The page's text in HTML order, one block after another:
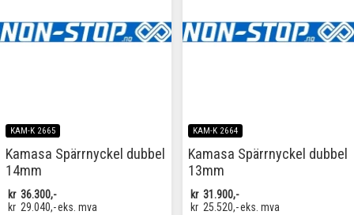
KAM-K 2665
Kamasa Spärrnyckel dubbel
14mm
kr 36.300,-
kr 29.040,-eks. mva
KAM-K 2664
Kamasa Spärrnyckel dubbel
13mm
kr 31.900,-
kr 25.520,-eks. mva